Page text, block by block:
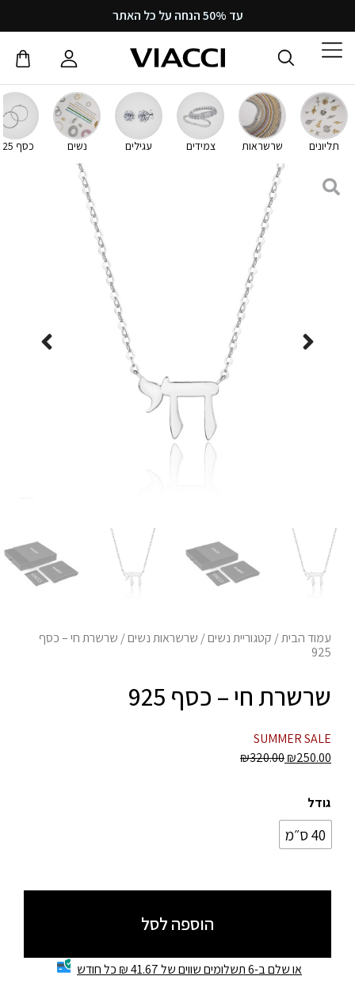
עד 50% הנחה על כל האתר
תליונים שרשראות צמידים עגילים נשים כסף 925
עמוד הבית/ קטגוריית נשים/ שרשראות נשים/ שרשרת חי – כסף
925
שרשרת חי – כסף 925
SUMMER SALE
₪250.00
₪320.00
גודל
40 ס״מ
הוספה לסל
או שלם ב-6 תשלומים שווים של 41.67 ₪ כל חודש